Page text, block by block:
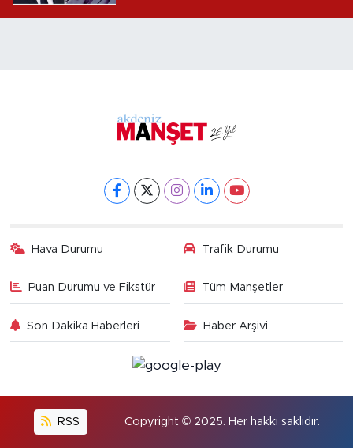
Hava Durumu Trafik Durumu
Puan Durumu ve Fikstür Tüm Manşetler
Son Dakika Haberleri Haber Arşivi
RSS Copyright © 2025. Her hakkı saklıdır.